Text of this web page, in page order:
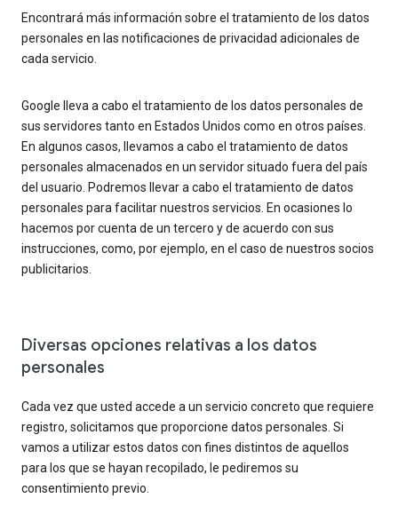
Encontrará más información sobre el tratamiento de los datos
personales en las notificaciones de privacidad adicionales de
cada servicio.
Google lleva a cabo el tratamiento de los datos personales de
sus servidores tanto en Estados Unidos como en otros países.
En algunos casos, llevamos a cabo el tratamiento de datos
personales almacenados en un servidor situado fuera del país
del usuario. Podremos llevar a cabo el tratamiento de datos
personales para facilitar nuestros servicios. En ocasiones lo
hacemos por cuenta de un tercero y de acuerdo con sus
instrucciones, como, por ejemplo, en el caso de nuestros socios
publicitarios.
Diversas opciones relativas a los datos
personales
Cada vez que usted accede a un servicio concreto que requiere
registro, solicitamos que proporcione datos personales. Si
vamos a utilizar estos datos con fines distintos de aquellos
para los que se hayan recopilado, le pediremos su
consentimiento previo.